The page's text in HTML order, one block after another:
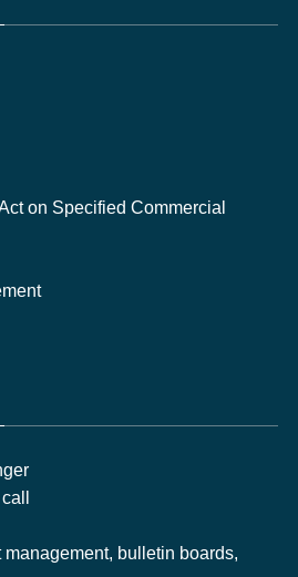
on Specified Commercial
bulletin boards,